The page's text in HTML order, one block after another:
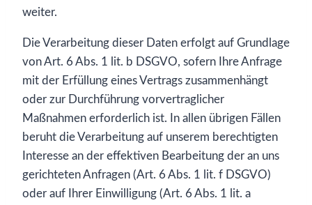
weiter.
Die Verarbeitung dieser Daten erfolgt auf Grundlage
von Art. 6 Abs. 1 lit. b DSGVO, sofern Ihre Anfrage
mit der Erfüllung eines Vertrags zusammenhängt
oder zur Durchführung vorvertraglicher
Maßnahmen erforderlich ist. In allen übrigen Fällen
beruht die Verarbeitung auf unserem berechtigten
Interesse an der effektiven Bearbeitung der an uns
gerichteten Anfragen (Art. 6 Abs. 1 lit. f DSGVO)
oder auf Ihrer Einwilligung (Art. 6 Abs. 1 lit. a